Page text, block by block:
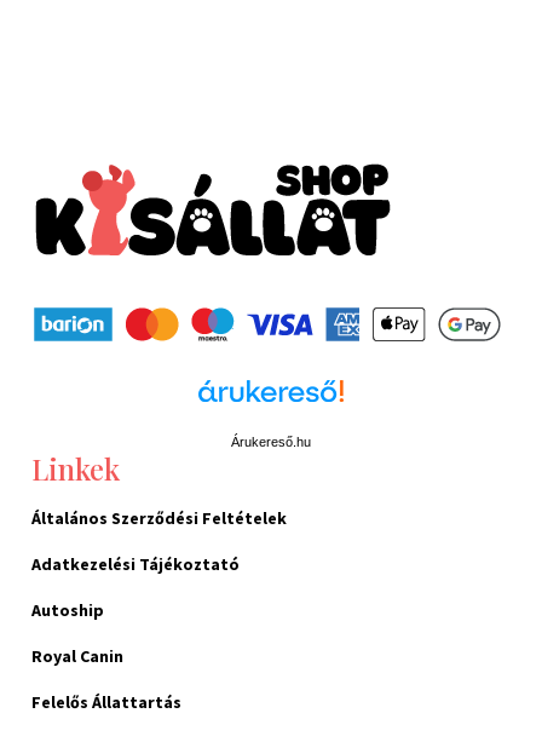
Árukereső.hu
Linkek
Általános Szerződési Feltételek
Adatkezelési Tájékoztató
Autoship
Royal Canin
Felelős Állattartás